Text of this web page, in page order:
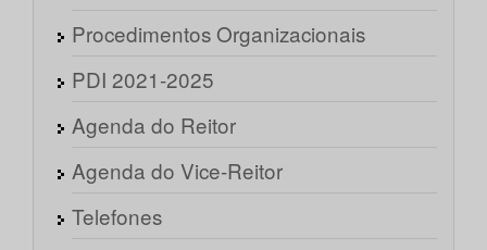
Procedimentos Organizacionais
PDI 2021-2025
Agenda do Reitor
Agenda do Vice-Reitor
Telefones